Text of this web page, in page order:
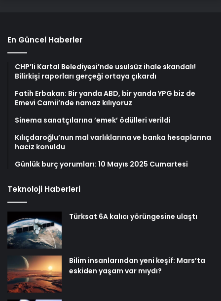
En Güncel Haberler
CHP’li Kartal Belediyesi’nde usulsüz ihale skandalı!
Bilirkişi raporları gerçeği ortaya çıkardı
Fatih Erbakan: Bir yanda ABD, bir yanda YPG biz de
Emevi Camii’nde namaz kılıyoruz
Sinema sanatçılarına ’emek’ ödülleri verildi
Kılıçdaroğlu’nun mal varlıklarına ve banka hesaplarına
haciz konuldu
Günlük burç yorumları: 10 Mayıs 2025 Cumartesi
Teknoloji Haberleri
Türksat 6A kalıcı yörüngesine ulaştı
Bilim insanlarından yeni keşif: Mars’ta
eskiden yaşam var mıydı?